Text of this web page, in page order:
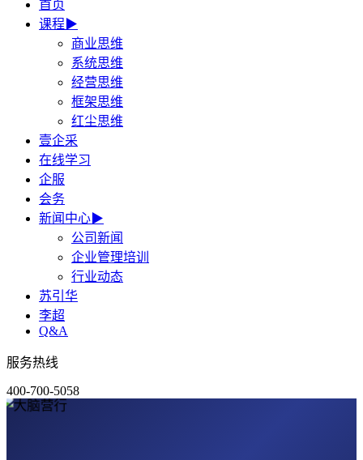
首页
课程 ▶
商业思维
系统思维
经营思维
框架思维
红尘思维
壹企采
在线学习
企服
会务
新闻中心 ▶
公司新闻
企业管理培训
行业动态
苏引华
李超
Q&A
服务热线
400-700-5058